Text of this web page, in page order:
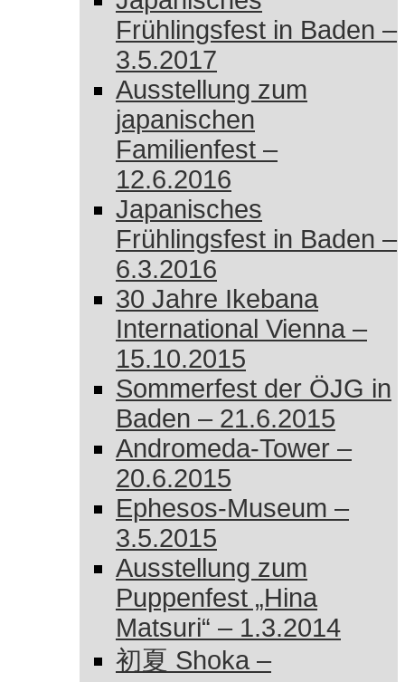
Frühlingsfest in Baden –
3.5.2017
Ausstellung zum
japanischen
Familienfest –
12.6.2016
Japanisches
Frühlingsfest in Baden –
6.3.2016
30 Jahre Ikebana
International Vienna –
15.10.2015
Sommerfest der ÖJG in
Baden – 21.6.2015
Andromeda-Tower –
20.6.2015
Ephesos-Museum –
3.5.2015
Ausstellung zum
Puppenfest „Hina
Matsuri“ – 1.3.2014
初夏 Shoka –